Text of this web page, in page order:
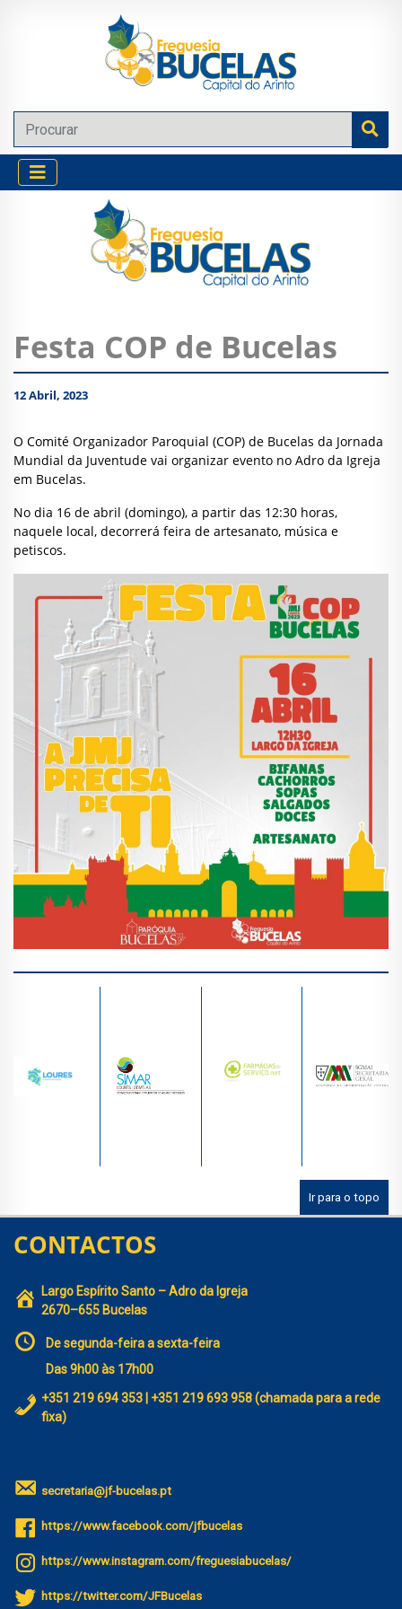
Festa COP de Bucelas
12 Abril, 2023
O Comité Organizador Paroquial (COP) de Bucelas da Jornada
Mundial da Juventude vai organizar evento no Adro da Igreja
em Bucelas.
No dia 16 de abril (domingo), a partir das 12:30 horas,
naquele local, decorrerá feira de artesanato, música e
petiscos.
Ir para o topo
CONTACTOS
Largo Espírito Santo – Adro da Igreja
2670–655 Bucelas
De segunda-feira a sexta-feira
Das 9h00 às 17h00
+351 219 694 353 | +351 219 693 958 (chamada para a rede
fixa)
secretaria@jf-bucelas.pt
https://www.facebook.com/jfbucelas
https://www.instagram.com/freguesiabucelas/
https://twitter.com/JFBucelas